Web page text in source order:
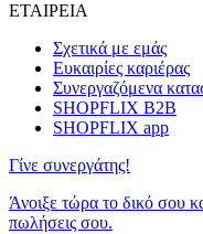
ΕΤΑΙΡΕΙΑ
Σχετικά με εμάς
Ευκαιρίες καριέρας
Συνεργαζόμενα
SHOPFLIX B2B
SHOPFLIX app
Γίνε συνεργάτης!
Άνοιξε τώρα το δικό σου
πωλήσεις σου.